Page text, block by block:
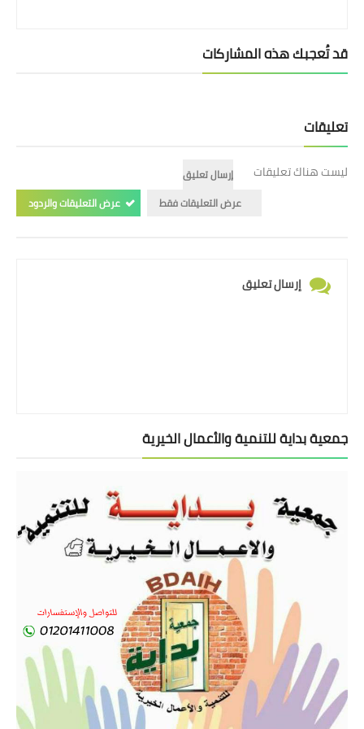
قد تُعجبك هذه المشاركات
تعليقات
ليست هناك تعليقات
إرسال تعليق
عرض التعليقات فقط
عرض التعليقات والردود
إرسال تعليق
جمعية بداية للتنمية والأعمال الخيرية